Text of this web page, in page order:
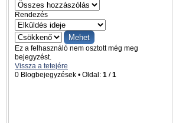
Rendezés
Ez a felhasználó nem osztott még meg
bejegyzést.
Vissza a tetejére
0 Blogbejegyzések • Oldal: 1 /1